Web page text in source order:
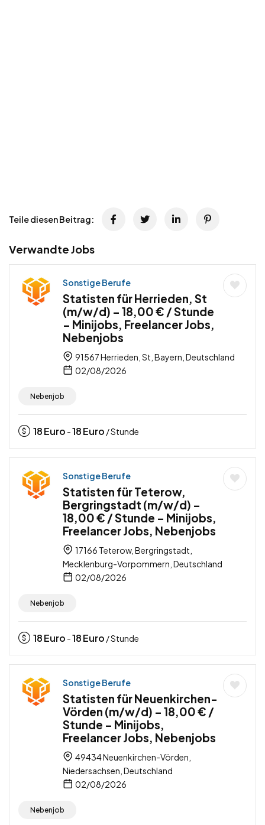
Teile diesen Beitrag:
Verwandte Jobs
Sonstige Berufe
Statisten für Herrieden, St
(m/w/d) – 18,00 € / Stunde
– Minijobs, Freelancer Jobs,
Nebenjobs
91567 Herrieden, St, Bayern, Deutschland
02/08/2026
Nebenjob
18Euro -18Euro / Stunde
Sonstige Berufe
Statisten für Teterow,
Bergringstadt (m/w/d) –
18,00 € / Stunde – Minijobs,
Freelancer Jobs, Nebenjobs
17166 Teterow, Bergringstadt,
Mecklenburg-Vorpommern, Deutschland
02/08/2026
Nebenjob
18Euro -18Euro / Stunde
Sonstige Berufe
Statisten für Neuenkirchen-
Vörden (m/w/d) – 18,00 € /
Stunde – Minijobs,
Freelancer Jobs, Nebenjobs
49434 Neuenkirchen-Vörden,
Niedersachsen, Deutschland
02/08/2026
Nebenjob